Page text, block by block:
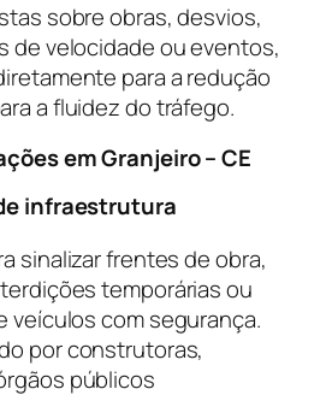
sobre obras, desvios,
de velocidade ou eventos,
para a redução
a fluidez do tráfego.
em Granjeiro – CE
infraestrutura
sinalizar frentes de obra,
temporárias ou
veículos com segurança.
por construtoras,
públicos